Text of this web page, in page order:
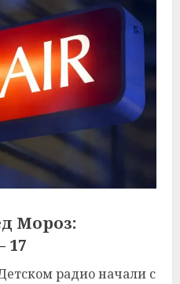
Мороз:
17
радио начали с